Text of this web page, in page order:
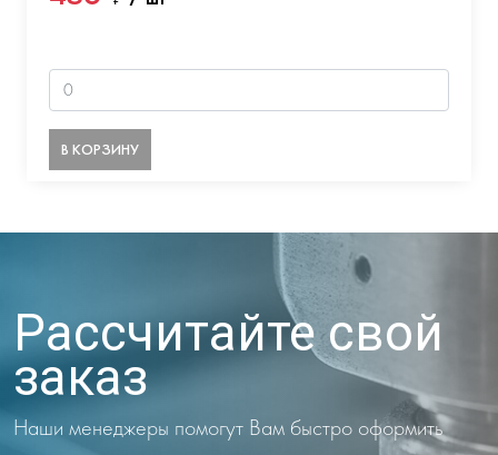
В КОРЗИНУ
Рассчитайте свой
заказ
Наши менеджеры помогут Вам быстро оформить